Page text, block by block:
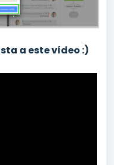
a este vídeo :)